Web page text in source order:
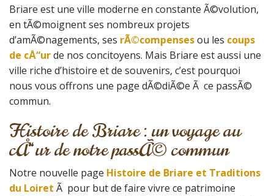
Briare est une ville moderne en constante Ã©volution,
en tÃ©moignent ses nombreux projets
d’amÃ©nagements, ses rÃ©compensesou les coups
de cÅ“urde nos concitoyens. Mais Briare est aussi une
ville riche d’histoire et de souvenirs, c’est pourquoi
nous vous offrons une page dÃ©diÃ©e Ã ce passÃ©
commun.
Histoire de Briare : un voyage au
cÅ“ur de notre passÃ© commun
Notre nouvelle page Histoire de Briare et Traditions
du Loiret Ã pour but de faire vivre ce patrimoine